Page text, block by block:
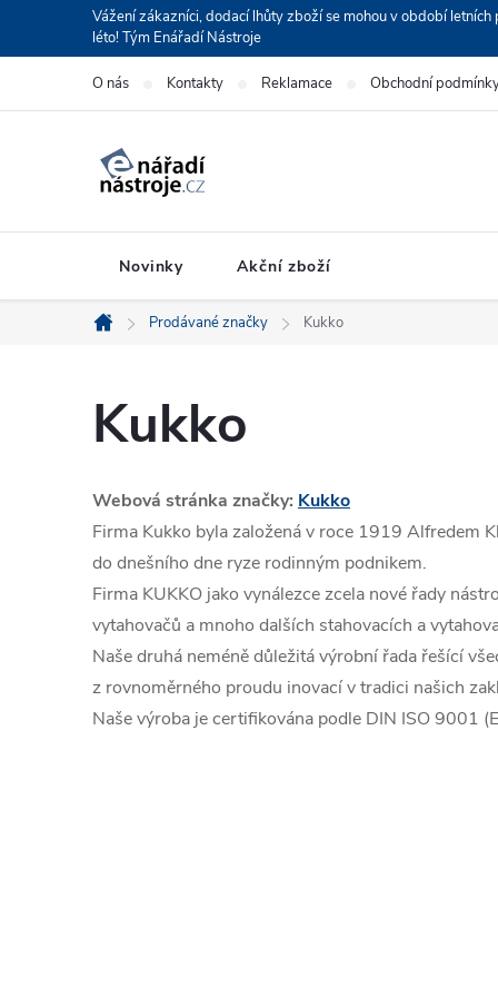
Vážení zákazníci, dodací lhůty zboží se mohou v období
léto! Tým Enářadí Nástroje
O nás Kontakty Reklamace Obchodní
Novinky Akční zboží
Domů
Prodávané značky Kukko
Kukko
Webová stránka značky: Kukko
Firma Kukko byla založená v roce 1919 Alfredem
do dnešního dne ryze rodinným podnikem.
Firma KUKKO jako vynálezce zcela nové řady
vytahovačů a mnoho dalších stahovacích a
Naše druhá neméně důležitá výrobní řada řešící
z rovnoměrného proudu inovací v tradici našich
Naše výroba je certifikována podle DIN ISO 9001